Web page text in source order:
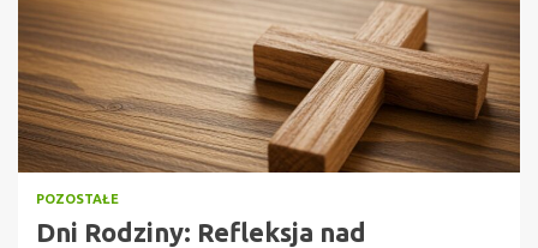
POZOSTAŁE
Dni Rodziny: Refleksja nad